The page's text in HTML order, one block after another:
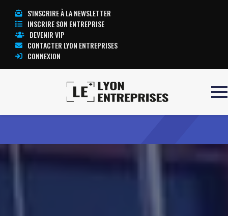
S'INSCRIRE À LA NEWSLETTER
INSCRIRE SON ENTREPRISE
DEVENIR VIP
CONTACTER LYON ENTREPRISES
CONNEXION